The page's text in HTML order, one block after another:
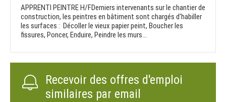
APPRENTI PEINTRE H/FDerniers intervenants sur le chantier de
construction, les peintres en bâtiment sont chargés d'habiller
les surfaces : Décoller le vieux papier peint, Boucher les
fissures, Poncer, Enduire, Peindre les murs...
Recevoir des offres d'emploi
similaires par email